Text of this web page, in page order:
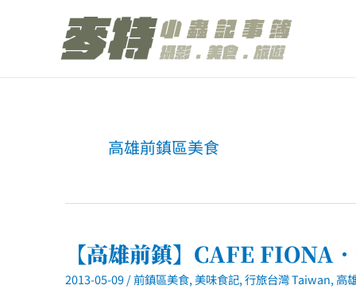
高雄前鎮區美食
【高雄前鎮】CAFE FIONA
2013-05-09/前鎮區美食,美味食記,行旅台灣 Taiwan,高